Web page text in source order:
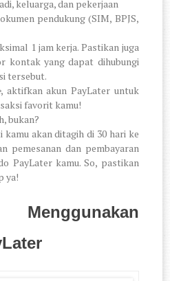
keluarga, dan pekerjaan
pendukung (SIM, BPJS,
1 jam kerja. Pastikan juga
kontak yang dapat dihubungi
tersebut.
, aktifkan akun PayLater untuk
favorit kamu!
bukan?
akan ditagih di 30 hari ke
pemesanan dan pembayaran
PayLater kamu. So, pastikan
ya!
Menggunakan